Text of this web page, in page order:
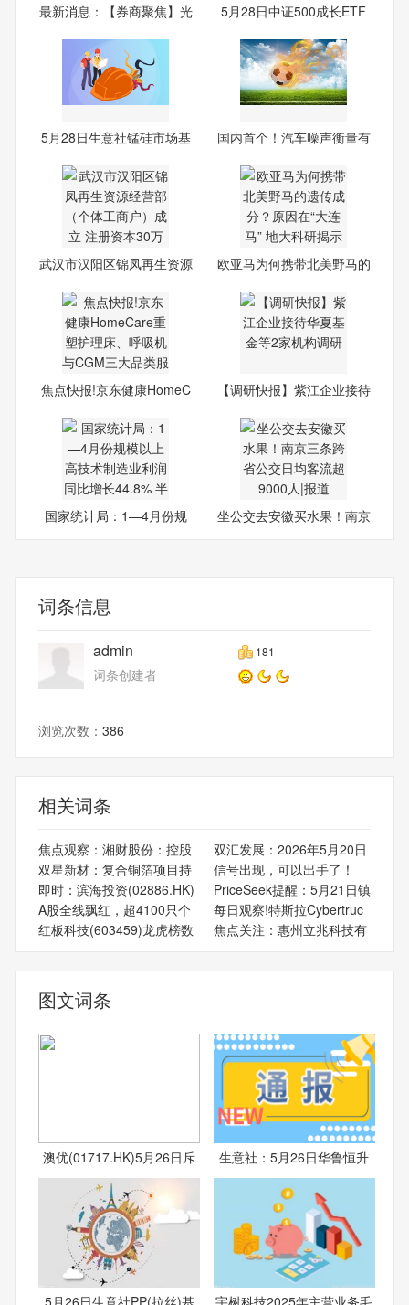
最新消息：【券商聚焦】光
5月28日中证500成长ETF
5月28日生意社锰硅市场基
国内首个！汽车噪声衡量有
武汉市汉阳区锦凤再生资源
欧亚马为何携带北美野马的
焦点快报!京东健康HomeC
【调研快报】紫江企业接待
国家统计局：1—4月份规
坐公交去安徽买水果！南京
词条信息
admin 181
词条创建者
浏览次数： 386
相关词条
焦点观察：湘财股份：控股
双汇发展：2026年5月20日
双星新材：复合铜箔项目持
信号出现，可以出手了！
即时：滨海投资(02886.HK)
PriceSeek提醒：5月21日镇
A股全线飘红，超4100只个
每日观察!特斯拉Cybertruc
红板科技(603459)龙虎榜数
焦点关注：惠州立兆科技有
图文词条
澳优(01717.HK)5月26日斥 生意社：5月26日华鲁恒升
5月26日生意社PP(拉丝)基 宇树科技2025年主营业务毛